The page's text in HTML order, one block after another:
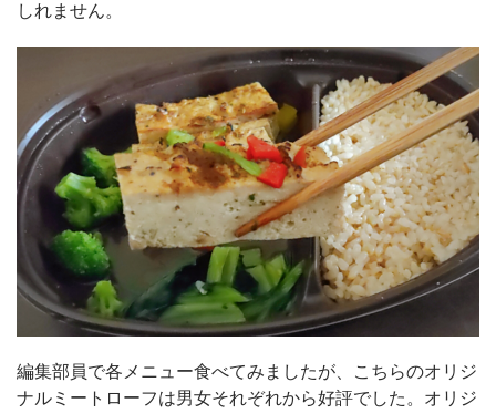
しれません。
編集部員で各メニュー食べてみましたが、こちらのオリジ
ナルミートローフは男女それぞれから好評でした。オリジ